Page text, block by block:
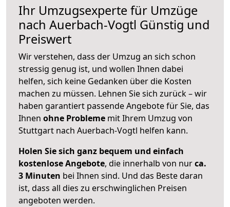
Ihr Umzugsexperte für Umzüge
nach Auerbach-Vogtl Günstig und
Preiswert
Wir verstehen, dass der Umzug an sich schon
stressig genug ist, und wollen Ihnen dabei
helfen, sich keine Gedanken über die Kosten
machen zu müssen. Lehnen Sie sich zurück – wir
haben garantiert passende Angebote für Sie, das
Ihnen ohne Probleme mit Ihrem Umzug von
Stuttgart nach Auerbach-Vogtl helfen kann.
Holen Sie sich ganz bequem und einfach
kostenlose Angebote, die innerhalb von nurca.
3 Minuten bei Ihnen sind. Und das Beste daran
ist, dass all dies zu erschwinglichen Preisen
angeboten werden.